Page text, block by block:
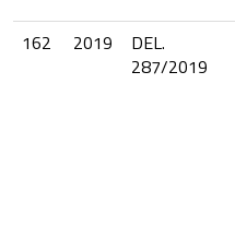
162
2019
DEL.
287/2019